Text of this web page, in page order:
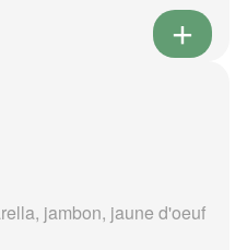
jambon, jaune d'oeuf